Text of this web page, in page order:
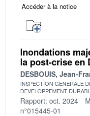
Accéder à la notice
Inondations
la post-crise en
DESBOUIS, Jean-
INSPECTION GENERALE
DEVELOPPEMENT
Rapport: oct. 2024
n°015445-01